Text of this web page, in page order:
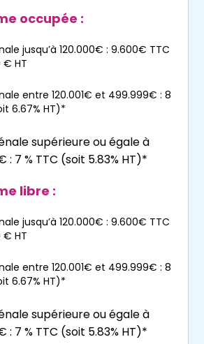
Croix-de-Vie
intéressant lorsque le
éviter la phase
souvent incontournable
principale.
savoir plus sur la vente à
notre agence Viagimmo
Croix-de-Vie
de Viagimmo à
accompagne dans toute la
particulièrement sur la localité
Croix-de-Vie. En constante
occupée :
jusqu’à 120.000€ : 9.600€ TTC
€ HT
entre 120.001€ et 499.999€ : 8
6.67% HT)*
supérieure ou égale à
: 7 % TTC (soit 5.83% HT)*
libre :
jusqu’à 120.000€ : 9.600€ TTC
€ HT
entre 120.001€ et 499.999€ : 8
6.67% HT)*
supérieure ou égale à
: 7 % TTC (soit 5.83% HT)*